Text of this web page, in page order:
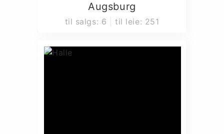
Augsburg
til salgs: 6 til leie: 251